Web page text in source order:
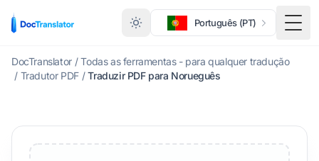
Português (PT)
DocTranslator / Todas as ferramentas - para qualquer tradução
/ Tradutor PDF / Traduzir PDF para Norueguês